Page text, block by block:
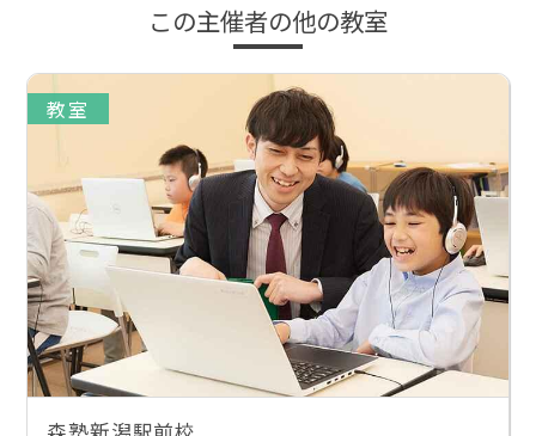
この主催者の他の教室
教室